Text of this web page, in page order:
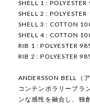
SHELL 1 :
SHELL 2 : POLYESTER
SHELL 3 : COTTON
SHELL 4 : COTTON
RIB 1 : POLYESTER
RIB 2 : POLYESTER
ANDERSSON BELL（
コンテンポラリーブラ
ンな感性を融合し、独